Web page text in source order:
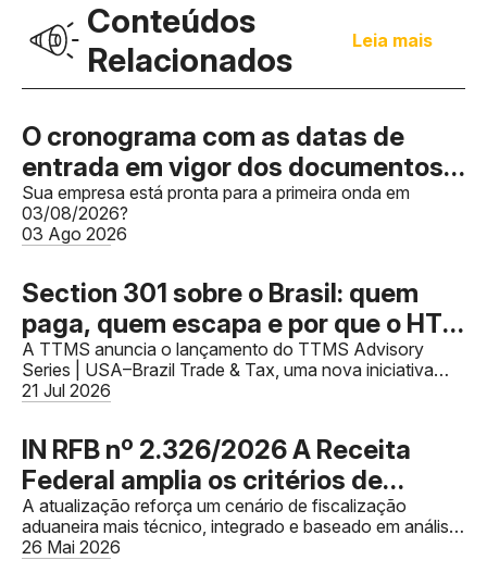
Conteúdos
Relacionados
Leia mais
O cronograma com as datas de
entrada em vigor dos documentos
fiscais foi publicado, mas a falta de
IBS e CBS não impedirão as
Sua empresa está pronta para a primeira onda em
03/08/2026?
03 Ago 2026
Section 301 sobre o Brasil: quem
paga, quem escapa e por que o HTS
decide
A TTMS anuncia o lançamento do TTMS Advisory
Series | USA–Brazil Trade & Tax, uma nova iniciativa
dedicada a compartilhar conhecimento especializado
21 Jul 2026
IN RFB nº 2.326/2026 A Receita
Federal amplia os critérios de
fiscalização sobre valor aduaneiro e
reforça a integração entre
A atualização reforça um cenário de fiscalização
aduaneira mais técnico, integrado e baseado em análise
de risco.
26 Mai 2026